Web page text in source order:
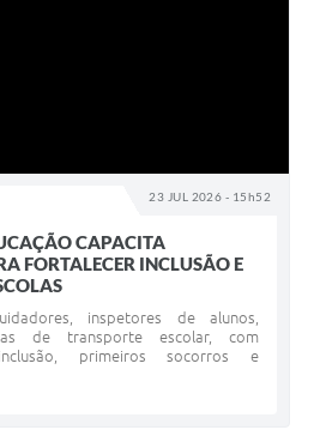
23 JUL 2026 - 15h52
CAPACITA
FORTALECER INCLUSÃO E
inspetores de alunos,
de transporte escolar, com
primeiros socorros e